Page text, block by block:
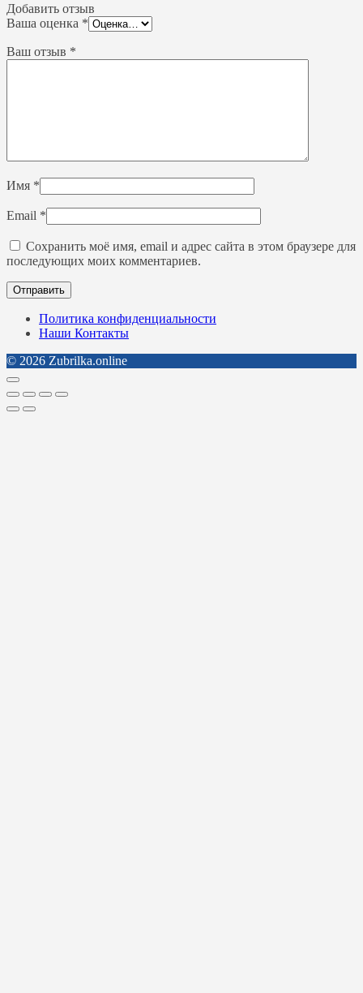
Добавить отзыв
Ваша оценка *
Ваш отзыв *
Имя *
Email *
Сохранить моё имя, email и адрес сайта в этом браузере для
последующих моих комментариев.
Политика конфиденциальности
Наши Контакты
© 2026 Zubrilka.online